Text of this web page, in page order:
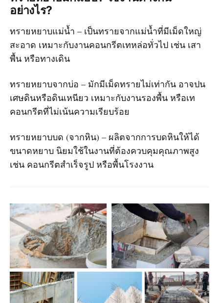
อย่างไร?
ทรายหยาบแม่น้ำ – เป็นทรายจากแม่น้ำที่มีเม็ดใหญ่
สะอาด เหมาะกับงานคอนกรีตเทหล่อทั่วไป เช่น เสา
พื้น หรือทางเดิน
ทรายหยาบจากบ่อ – มักมีเม็ดทรายไม่เท่ากัน อาจปน
เศษดินหรือดินเหนียว เหมาะกับงานรองพื้น หรือเท
คอนกรีตที่ไม่เน้นความเรียบร้อย
ทรายหยาบบด (จากหิน) – ผลิตจากการบดหินให้ได้
ขนาดหยาบ นิยมใช้ในงานที่ต้องควบคุมคุณภาพสูง
เช่น คอนกรีตสำเร็จรูป หรือพื้นโรงงาน